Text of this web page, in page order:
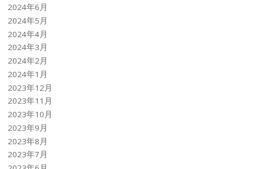
2024年6月
2024年5月
2024年4月
2024年3月
2024年2月
2024年1月
2023年12月
2023年11月
2023年10月
2023年9月
2023年8月
2023年7月